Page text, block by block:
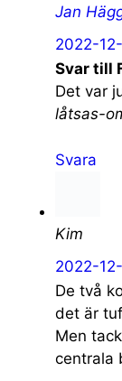
Jan
2022-
Svar till
Det var
låtsas-
Svara
Kim
2022-
De två
det är
Men
centrala